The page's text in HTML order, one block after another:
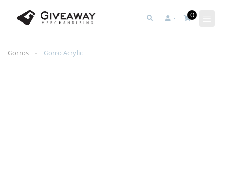
0
Gorros - Gorro Acrylic